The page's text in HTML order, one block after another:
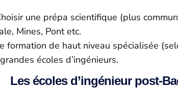
une prépa scientifique (plus
Mines, Pont etc.
de haut niveau spécialisée
écoles d’ingénieurs.
Les écoles d’ingénieur post-